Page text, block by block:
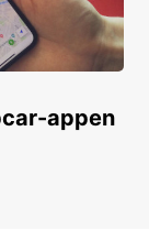
appen